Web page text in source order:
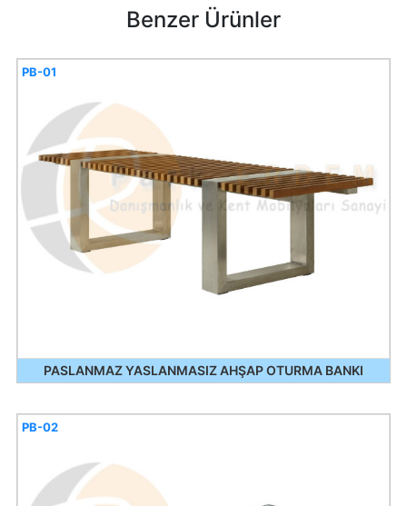
Benzer Ürünler
PASLANMAZ YASLANMASIZ AHŞAP OTURMA BANKI
PB-01
PB-02